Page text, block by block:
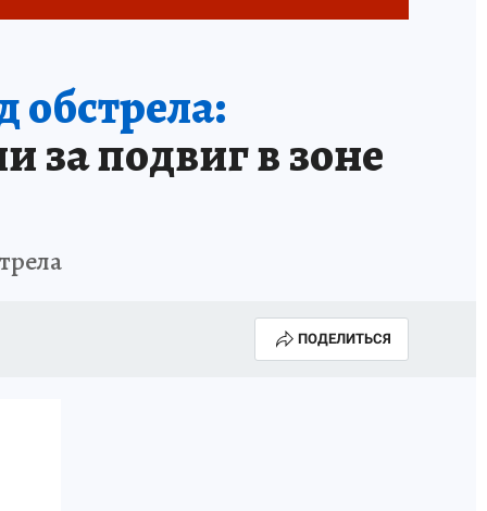
за подвиг в зоне
ПОДЕЛИТЬСЯ